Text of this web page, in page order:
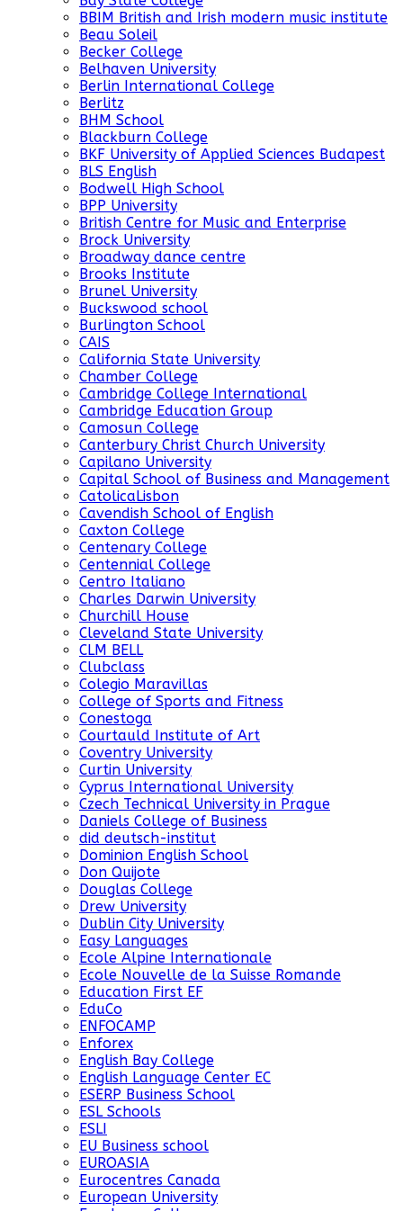
BBIM British and Irish modern music institute
Beau Soleil
Becker College
Belhaven University
Berlin International College
Berlitz
BHM School
Blackburn College
BKF University of Applied Sciences Budapest
BLS English
Bodwell High School
BPP University
British Centre for Music and Enterprise
Brock University
Broadway dance centre
Brooks Institute
Brunel University
Buckswood school
Burlington School
CAIS
California State University
Chamber College
Cambridge College International
Cambridge Education Group
Camosun College
Canterbury Christ Church University
Capilano University
Capital School of Business and Management
CatolicaLisbon
Cavendish School of English
Caxton College
Centenary College
Centennial College
Centro Italiano
Charles Darwin University
Churchill House
Cleveland State University
CLM BELL
Clubclass
Colegio Maravillas
College of Sports and Fitness
Conestoga
Courtauld Institute of Art
Coventry University
Curtin University
Cyprus International University
Czech Technical University in Prague
Daniels College of Business
did deutsch-institut
Dominion English School
Don Quijote
Douglas College
Drew University
Dublin City University
Easy Languages
Ecole Alpine Internationale
Ecole Nouvelle de la Suisse Romande
Education First EF
EduCo
ENFOCAMP
Enforex
English Bay College
English Language Center EC
ESERP Business School
ESL Schools
ESLI
EU Business school
EUROASIA
Eurocentres Canada
European University